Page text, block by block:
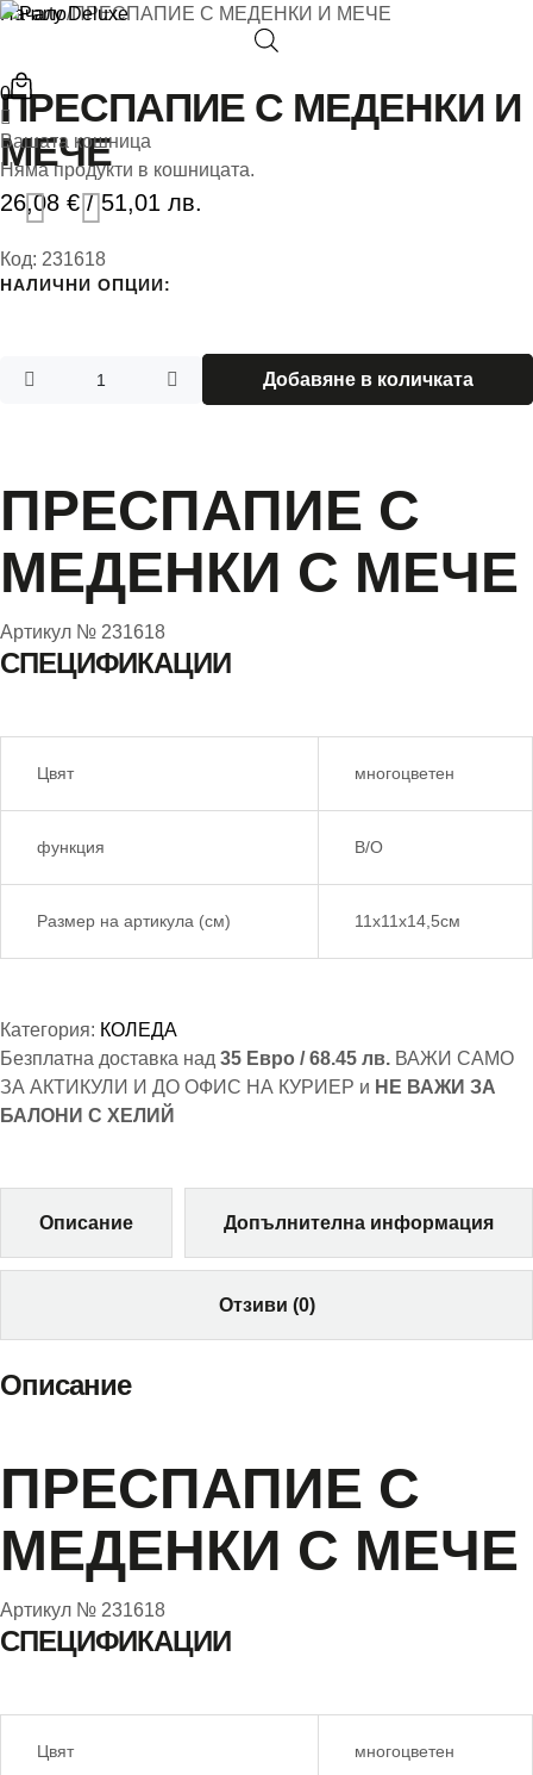
Балони
0
Вашата кошница
Няма продукти в кошницата.
Начало/ПРЕСПАПИЕ С МЕДЕНКИ И МЕЧЕ
ПРЕСПАПИЕ С МЕДЕНКИ И
МЕЧЕ
26,08 €/ 51,01 лв.
Код: 231618
НАЛИЧНИ ОПЦИИ:
Добавяне в количката
ПРЕСПАПИЕ С
МЕДЕНКИ С МЕЧЕ
Артикул № 231618
СПЕЦИФИКАЦИИ
Цвят многоцветен
функция B/O
Размер на артикула (см) 11х11х14,5см
Категория: КОЛЕДА
Безплатна доставка над 35 Евро / 68.45 лв. ВАЖИ САМО
ЗА АКТИКУЛИ И ДО ОФИС НА КУРИЕР и НЕ ВАЖИ ЗА
БАЛОНИ С ХЕЛИЙ
Описание Допълнителна информация
Отзиви (0)
Описание
ПРЕСПАПИЕ С
МЕДЕНКИ С МЕЧЕ
Артикул № 231618
СПЕЦИФИКАЦИИ
Цвят многоцветен